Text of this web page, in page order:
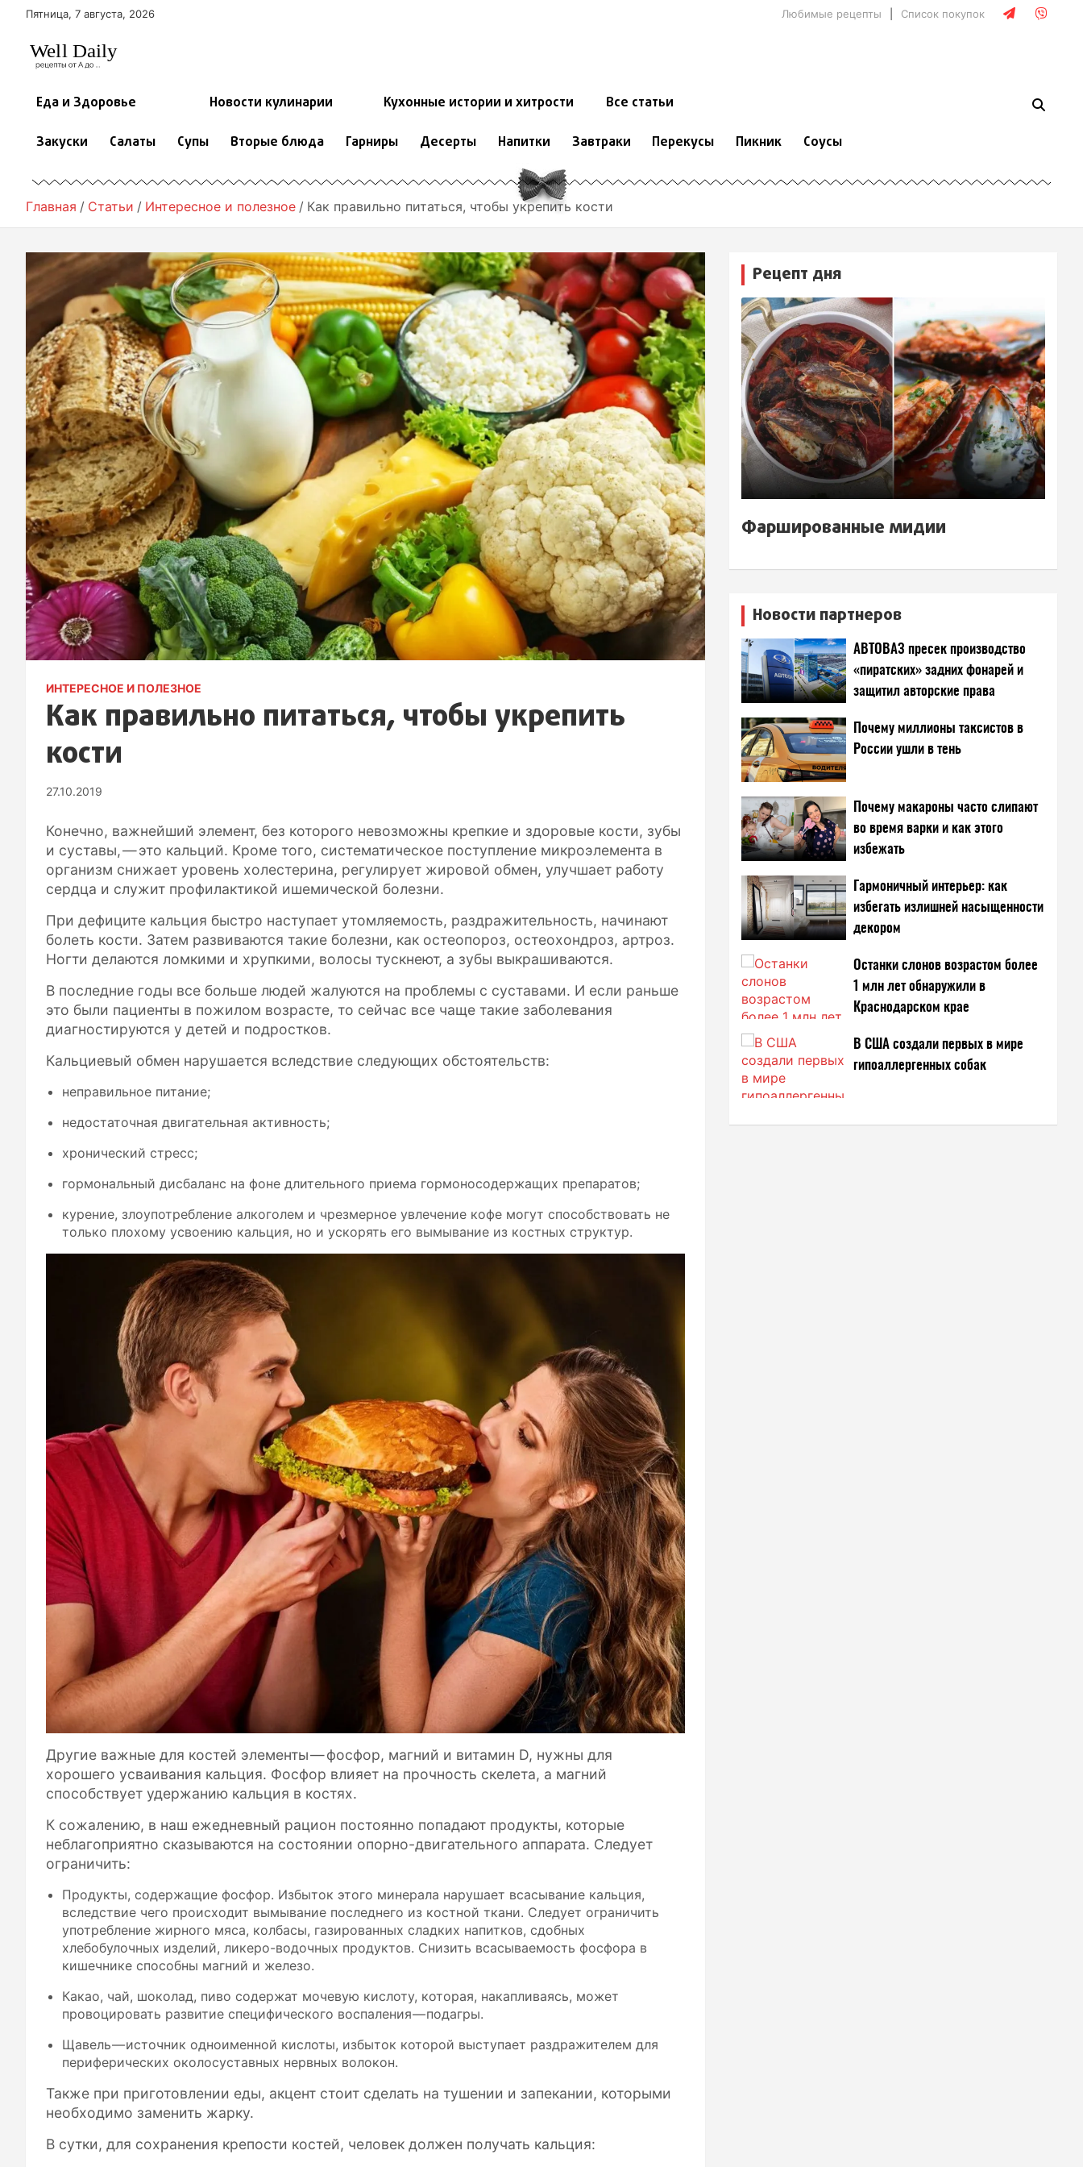
Пятница, 7 августа, 2026 Любимые рецепты Список покупок
Еда и Здоровье Новости кулинарии Кухонные истории и хитрости Все статьи
Закуски Салаты Супы Вторые блюда Гарниры Десерты Напитки Завтраки Перекусы Пикник Соусы
Главная Статьи Интересное и полезное Как правильно питаться, чтобы укрепить кости
ИНТЕРЕСНОЕ И ПОЛЕЗНОЕ
Как правильно питаться, чтобы укрепить
кости
27.10.2019
Конечно, важнейший элемент, без которого невозможны крепкие и здоровые кости, зубы
и суставы, — это кальций. Кроме того, систематическое поступление микроэлемента в
организм снижает уровень холестерина, регулирует жировой обмен, улучшает работу
сердца и служит профилактикой ишемической болезни.
При дефиците кальция быстро наступает утомляемость, раздражительность, начинают
болеть кости. Затем развиваются такие болезни, как остеопороз, остеохондроз, артроз.
Ногти делаются ломкими и хрупкими, волосы тускнеют, а зубы выкрашиваются.
В последние годы все больше людей жалуются на проблемы с суставами. И если раньше
это были пациенты в пожилом возрасте, то сейчас все чаще такие заболевания
диагностируются у детей и подростков.
Кальциевый обмен нарушается вследствие следующих обстоятельств:
неправильное питание;
недостаточная двигательная активность;
хронический стресс;
гормональный дисбаланс на фоне длительного приема гормоносодержащих препаратов;
курение, злоупотребление алкоголем и чрезмерное увлечение кофе могут способствовать не
только плохому усвоению кальция, но и ускорять его вымывание из костных структур.
Другие важные для костей элементы — фосфор, магний и витамин D, нужны для
хорошего усваивания кальция. Фосфор влияет на прочность скелета, а магний
способствует удержанию кальция в костях.
К сожалению, в наш ежедневный рацион постоянно попадают продукты, которые
неблагоприятно сказываются на состоянии опорно-двигательного аппарата. Следует
ограничить:
Продукты, содержащие фосфор. Избыток этого минерала нарушает всасывание кальция,
вследствие чего происходит вымывание последнего из костной ткани. Следует ограничить
употребление жирного мяса, колбасы, газированных сладких напитков, сдобных
хлебобулочных изделий, ликеро-водочных продуктов. Снизить всасываемость фосфора в
кишечнике способны магний и железо.
Какао, чай, шоколад, пиво содержат мочевую кислоту, которая, накапливаясь, может
провоцировать развитие специфического воспаления — подагры.
Щавель — источник одноименной кислоты, избыток которой выступает раздражителем для
периферических околосуставных нервных волокон.
Также при приготовлении еды, акцент стоит сделать на тушении и запекании, которыми
необходимо заменить жарку.
В сутки, для сохранения крепости костей, человек должен получать кальция:
Рецепт дня
Фаршированные мидии
Новости партнеров
АВТОВАЗ пресек производство
«пиратских» задних фонарей и
защитил авторские права
Почему миллионы таксистов в
России ушли в тень
Почему макароны часто слипают
во время варки и как этого
избежать
Гармоничный интерьер: как
избегать излишней насыщенности
декором
Останки слонов возрастом более
1 млн лет обнаружили в
Краснодарском крае
В США создали первых в мире
гипоаллергенных собак